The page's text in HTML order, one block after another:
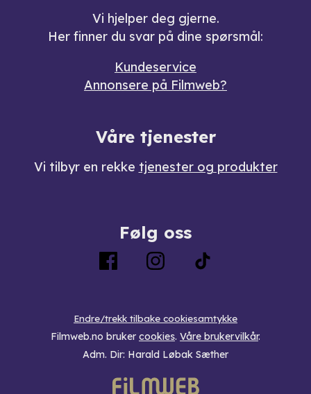
Vi hjelper deg gjerne.
Her finner du svar på dine spørsmål:
Kundeservice
Annonsere på Filmweb?
Våre tjenester
Vi tilbyr en rekke tjenester og produkter
Følg oss
Endre/trekk tilbake cookiesamtykke
Filmweb.no bruker cookies. Våre brukervilkår.
Adm. Dir: Harald Løbak Sæther